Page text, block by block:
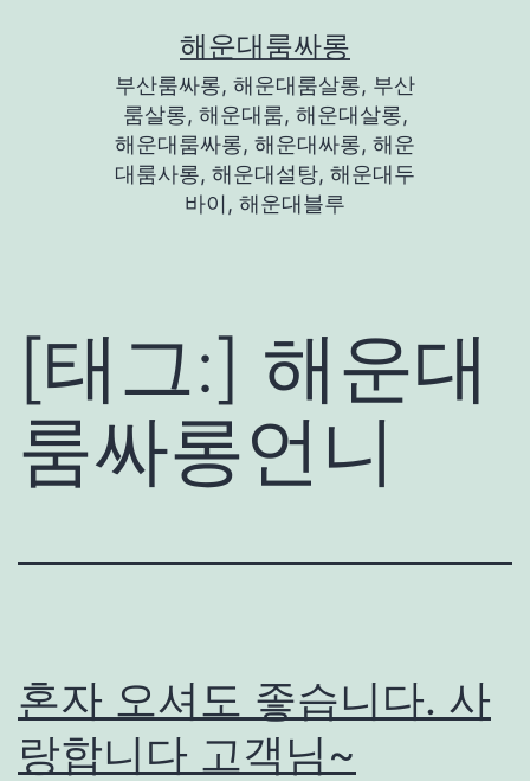
해운대룸싸롱
부산룸싸롱, 해운대룸살롱, 부산
룸살롱, 해운대룸, 해운대살롱,
해운대룸싸롱, 해운대싸롱, 해운
대룸사롱, 해운대설탕, 해운대두
바이, 해운대블루
[태그:] 해운대
룸싸롱언니
혼자 오셔도 좋습니다. 사
랑합니다 고객님~